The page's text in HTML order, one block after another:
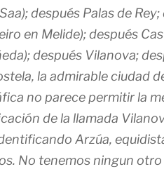
después Palas de
en Melide); después
después Vilanova;
la admirable ciudad
no parece permitir la
de la llamada
Arzúa,
No tenemos ningun